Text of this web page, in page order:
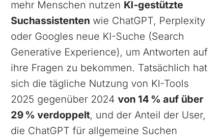
mehr Menschen nutzen KI-gestützte
Suchassistenten wie ChatGPT, Perplexity
oder Googles neue KI-Suche (Search
Generative Experience), um Antworten auf
ihre Fragen zu bekommen. Tatsächlich hat
sich die tägliche Nutzung von KI-Tools
2025 gegenüber 2024von 14 % auf über
29 % verdoppelt, und der Anteil der User,
die ChatGPT für allgemeine Suchen